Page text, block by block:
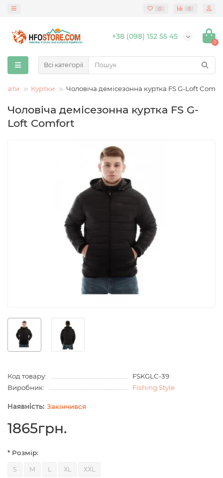
0 0
+38 (098) 152 55 45
0
Всі категорії
Куртки Чоловіча демісезонна куртка FS G-Loft
Чоловіча демісезонна куртка FS G-
Loft Comfort
Код товару:
FSKGLC-39
Виробник:
Fishing Style
Закінчився
1865грн.
* Розмір:
S M L XL XXL